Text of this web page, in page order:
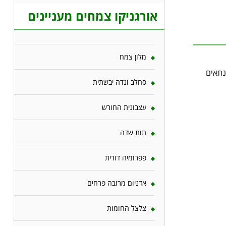
אורגניקו צמחים מעניינים
מלון צמח
סחלב ונדה יבשתית
עצבונית החורש
תות שדה
פפרומיה דורית
אדניום מרובה פרחים
צלצל החומות